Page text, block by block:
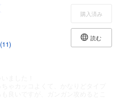
(11)
購入済み
読む